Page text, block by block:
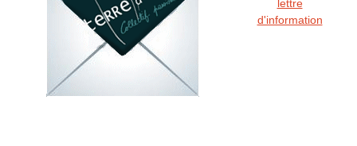
lettre
d'information